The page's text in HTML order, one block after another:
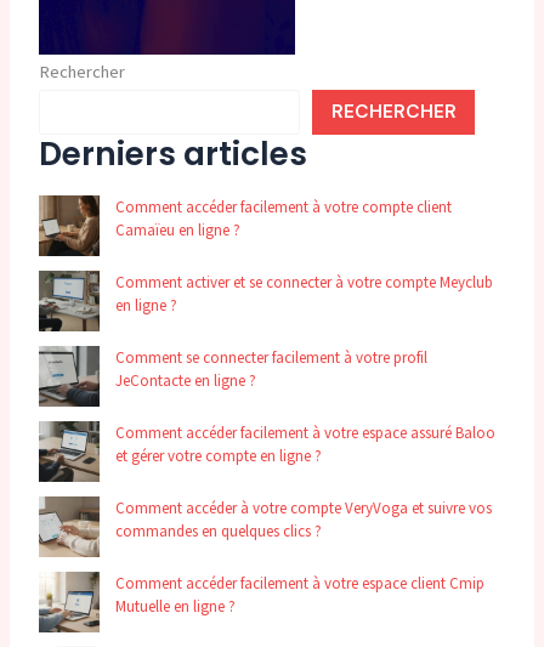
Rechercher
RECHERCHER
Derniers articles
Comment accéder facilement à votre compte client
Camaïeu en ligne ?
Comment activer et se connecter à votre compte Meyclub
en ligne ?
Comment se connecter facilement à votre profil
JeContacte en ligne ?
Comment accéder facilement à votre espace assuré Baloo
et gérer votre compte en ligne ?
Comment accéder à votre compte VeryVoga et suivre vos
commandes en quelques clics ?
Comment accéder facilement à votre espace client Cmip
Mutuelle en ligne ?